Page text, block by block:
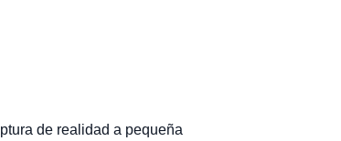
de realidad a pequeña